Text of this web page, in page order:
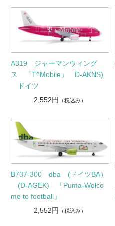
A319 ジャーマンウィング
ス 「T^Mobile」 D-AKNS)
ドイツ
2,552円
（税込み）
B737-300 dba (ドイツBA）
(D-AGEK) 「Puma-Welco
me to football」
2,552円
（税込み）